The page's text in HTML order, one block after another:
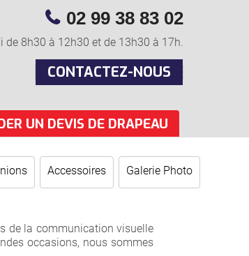
02 99 38 83 02
de 8h30 à 12h30 et de 13h30 à 17h.
CONTACTEZ-NOUS
UN DEVIS DE DRAPEAU
Accessoires Galerie Photo
de la communication visuelle
occasions, nous sommes